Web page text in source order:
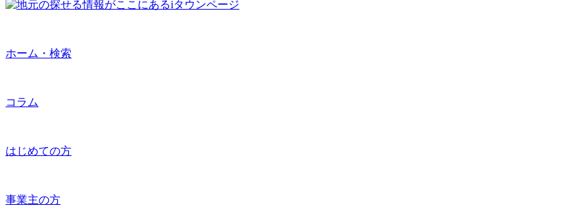
ホーム・検索
コラム
はじめての方
事業主の方